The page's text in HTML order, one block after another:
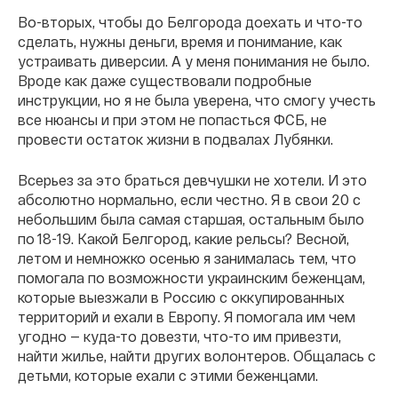
Во-вторых, чтобы до Белгорода доехать и что-то
сделать, нужны деньги, время и понимание, как
устраивать диверсии. А у меня понимания не было.
Вроде как даже существовали подробные
инструкции, но я не была уверена, что смогу учесть
все нюансы и при этом не попасться ФСБ, не
провести остаток жизни в подвалах Лубянки.
Всерьез за это браться девчушки не хотели. И это
абсолютно нормально, если честно. Я в свои 20 с
небольшим была самая старшая, остальным было
по 18-19. Какой Белгород, какие рельсы? Весной,
летом и немножко осенью я занималась тем, что
помогала по возможности украинским беженцам,
которые выезжали в Россию с оккупированных
территорий и ехали в Европу. Я помогала им чем
угодно — куда-то довезти, что-то им привезти,
найти жилье, найти других волонтеров. Общалась с
детьми, которые ехали с этими беженцами.